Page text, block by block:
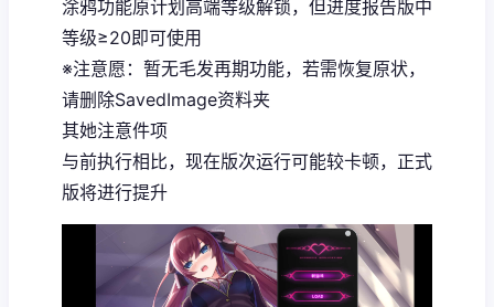
涂鸦功能原计划高端等级解锁，但进度报告版中
等级≥20即可使用
※注意愿 ：暂无毛发再期功能，若需恢复原状，
请删除SavedImage资料夹
其她注意件项
与前执行相比，现在版次运行可能较卡顿，正式
版将进行提升